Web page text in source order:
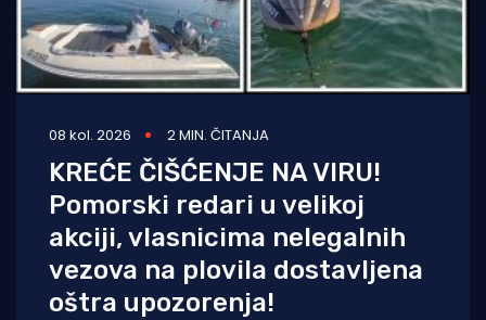
08 kol. 2026 2 MIN. ČITANJA
KREĆE ČIŠĆENJE NA VIRU!
Pomorski redari u velikoj
akciji, vlasnicima nelegalnih
vezova na plovila dostavljena
oštra upozorenja!